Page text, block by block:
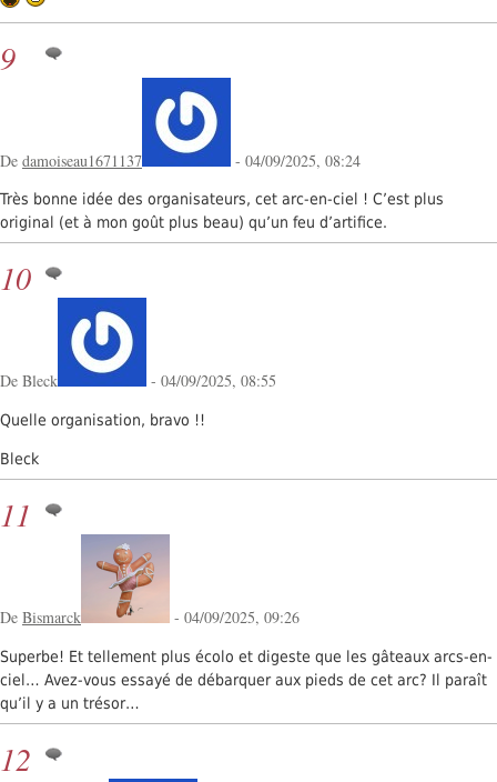
9
De damoiseau1671137 - 04/09/2025, 08:24
Très bonne idée des organisateurs, cet arc-en-ciel ! C’est plus
original (et à mon goût plus beau) qu’un feu d’artifice.
10
De Bleck - 04/09/2025, 08:55
Quelle organisation, bravo !!
Bleck
11
De Bismarck - 04/09/2025, 09:26
Superbe! Et tellement plus écolo et digeste que les gâteaux arcs-en-
ciel… Avez-vous essayé de débarquer aux pieds de cet arc? Il paraît
qu’il y a un trésor…
12